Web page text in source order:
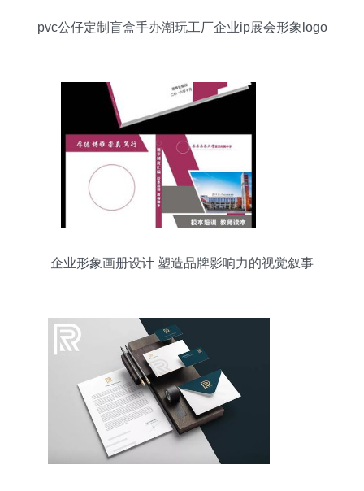
pvc公仔定制盲盒手办潮玩工厂企业ip展会形象logo
企业形象画册设计 塑造品牌影响力的视觉叙事